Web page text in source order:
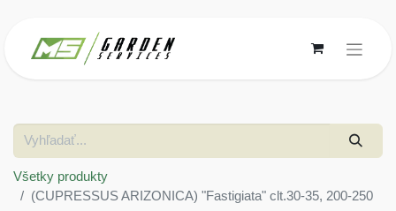
Všetky produkty
(CUPRESSUS ARIZONICA) "Fastigiata" clt.30-35, 200-250